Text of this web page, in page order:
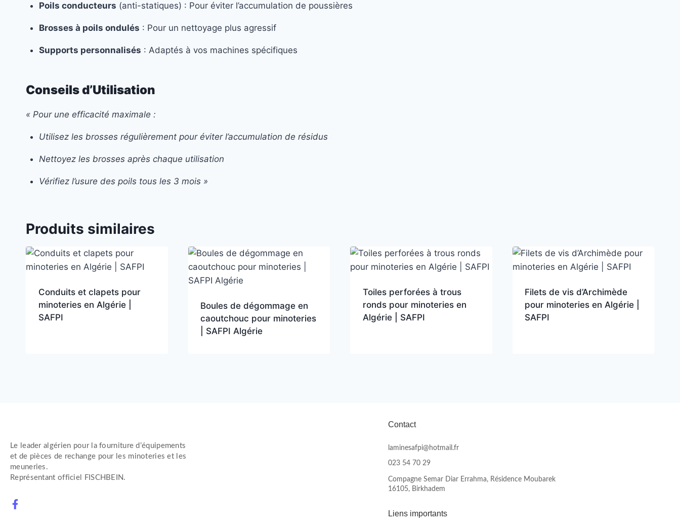
Poils conducteurs (anti-statiques) : Pour éviter l’accumulation de poussières
Brosses à poils ondulés : Pour un nettoyage plus agressif
Supports personnalisés : Adaptés à vos machines spécifiques
Conseils d’Utilisation
« Pour une efficacité maximale :
Utilisez les brosses régulièrement pour éviter l’accumulation de résidus
Nettoyez les brosses après chaque utilisation
Vérifiez l’usure des poils tous les 3 mois »
Produits similaires
Conduits et clapets pour
minoteries en Algérie |
SAFPI
Boules de dégommage en
caoutchouc pour minoteries
| SAFPI Algérie
Toiles perforées à trous
ronds pour minoteries en
Algérie | SAFPI
Filets de vis d’Archimède
pour minoteries en Algérie |
SAFPI
Le leader algérien pour la fourniture d’équipements
et de pièces de rechange pour les minoteries et les
meuneries.
Représentant officiel FISCHBEIN.
Contact
laminesafpi@hotmail.fr
023 54 70 29
Compagne Semar Diar Errahma, Résidence Moubarek
16105, Birkhadem
Liens importants